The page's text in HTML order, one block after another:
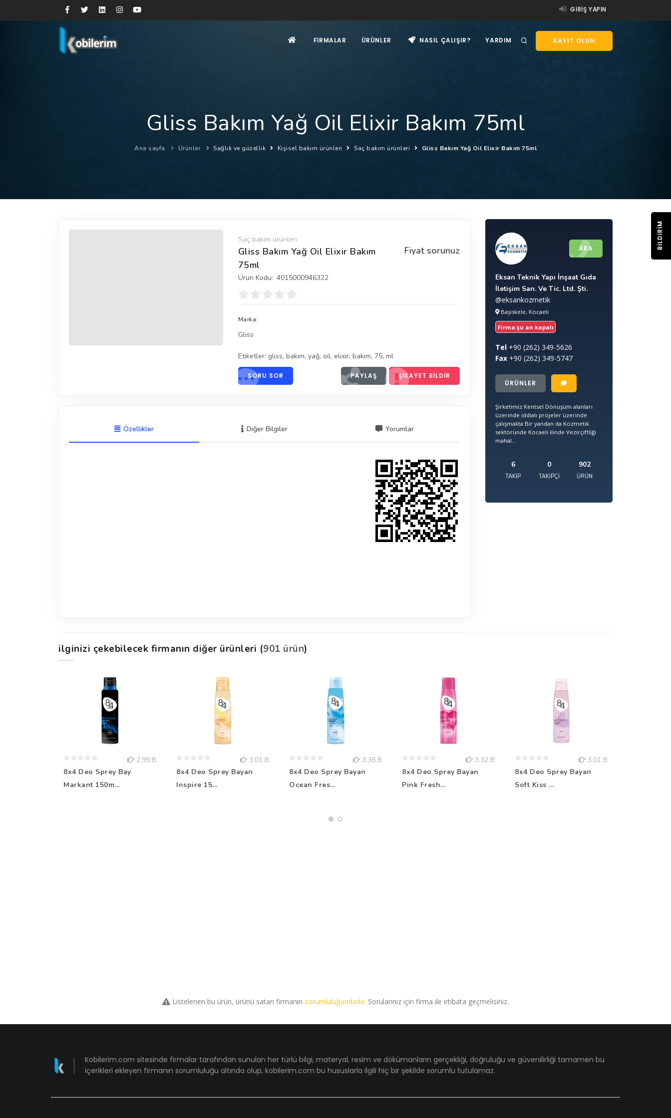
GIRIŞ YAPIN
KAYIT OLUN
FIRMALAR ÜRÜNLER NASIL ÇALIŞIR? YARDIM
Gliss Bakım Yağ Oil Elixir Bakım 75ml
Ana sayfa Ürünler Sağlık ve güzellik Kişisel bakım ürünleri Saç bakım ürünleri Gliss Bakım Yağ Oil Elixir Bakım 75ml
Saç bakım ürünleri
Fiyat sorunuz
Gliss Bakım Yağ Oil Elixir Bakım
75ml
Ürün Kodu: 4015000946322
Marka:
Gliss
Etiketler: gliss, bakım, yağ, oil, elixir, bakım, 75, ml
SORU SOR PAYLAŞ ŞIKAYET BILDIR
Özellikler Diğer Bilgiler Yorumlar
ARA
Eksan Teknik Yapı İnşaat Gıda
İletişim San. Ve Tic. Ltd. Şti.
@eksankozmetik
Başiskele, Kocaeli
Firma şu an kapalı
Tel +90 (262) 349-5626
Fax +90 (262) 349-5747
ÜRÜNLER
Şirketimiz Kentsel Dönüşüm alanları
üzerinde iddialı projeler üzerinde
çalışmakta Bir yandan da Kozmetik
sektöründe Kocaeli ilinde Vezirçiftliği
mahal...
6
TAKIP
0
TAKIPÇI
902
ÜRÜN
ilginizi çekebilecek firmanın diğer ürünleri (901 ürün)
2.99 B
8x4 Deo Sprey Bay
Markant 150m...
3.01 B
8x4 Deo Sprey Bayan
Inspire 15...
3.38 B
8x4 Deo Sprey Bayan
Ocean Fres...
3.32 B
8x4 Deo Sprey Bayan
Pink Fresh...
3.01 B
8x4 Deo Sprey Bayan
Soft Kiss ...
Listelenen bu ürün, ürünü satan firmanın sorumluluğundadır. Sorularınız için firma ile irtibata geçmelisiniz.
Kobilerim.com sitesinde firmalar tarafından sunulan her türlü bilgi, materyal, resim ve dökümanların gerçekliği, doğruluğu ve güvenilirliği tamamen bu
içerikleri ekleyen firmanın sorumluluğu altında olup, kobilerim.com bu hususlarla ilgili hiç bir şekilde sorumlu tutulamaz.
BILDIRIM